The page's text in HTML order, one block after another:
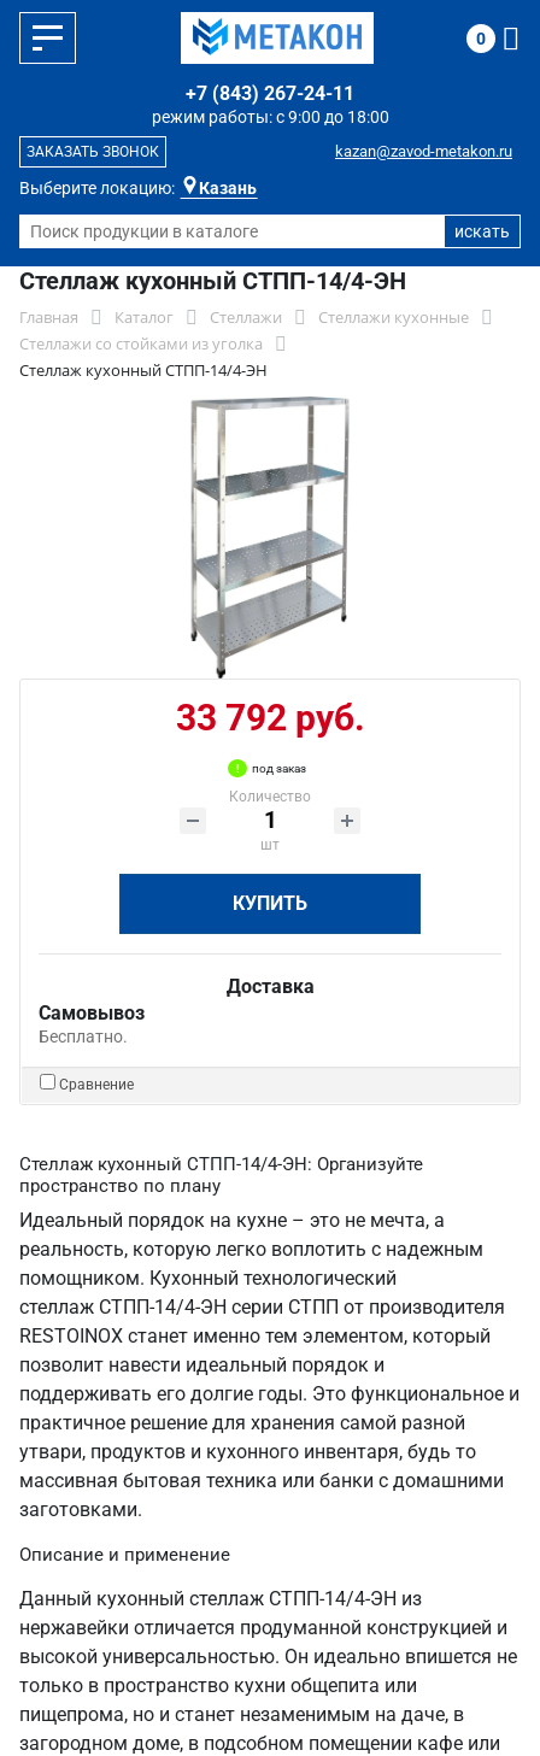
Выберите локацию: Казань
режим работы: с 9:00 до 18:00
+7 (843) 267-24-11
kazan@zavod-metakon.ru
ЗАКАЗАТЬ ЗВОНОК
0
Стеллаж кухонный СТПП-14/4-ЭН
Главная Каталог Стеллажи
Стеллажи кухонные
Стеллажи со стойками из уголка
Стеллаж кухонный СТПП-14/4-ЭН
33 792 руб.
под заказ
Количество
шт
КУПИТЬ
Доставка
Самовывоз
Бесплатно.
Сравнение
Стеллаж кухонный СТПП-14/4-ЭН: Организуйте
пространство по плану
Идеальный порядок на кухне – это не мечта, а
реальность, которую легко воплотить с надежным
помощником. Кухонный технологический
стеллаж СТПП-14/4-ЭН серии СТПП от производителя
RESTOINOX станет именно тем элементом, который
позволит навести идеальный порядок и
поддерживать его долгие годы. Это функциональное и
практичное решение для хранения самой разной
утвари, продуктов и кухонного инвентаря, будь то
массивная бытовая техника или банки с домашними
заготовками.
Описание и применение
Данный кухонный стеллаж СТПП-14/4-ЭН из
нержавейки отличается продуманной конструкцией и
высокой универсальностью. Он идеально впишется не
только в пространство кухни общепита или
пищепрома, но и станет незаменимым на даче, в
загородном доме, в подсобном помещении кафе или